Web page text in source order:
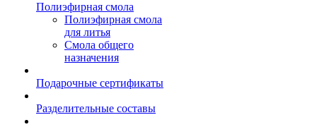
Полиэфирная смола
Полиэфирная смола
для литья
Смола общего
назначения
Подарочные сертификаты
Разделительные составы